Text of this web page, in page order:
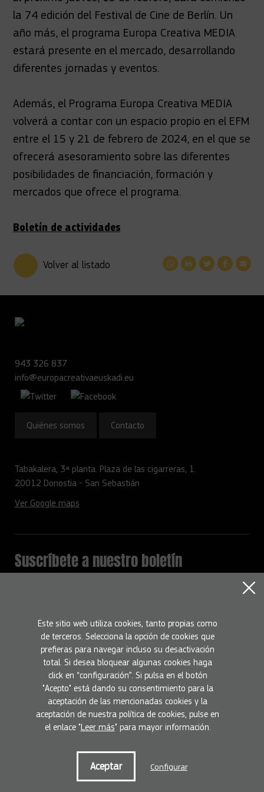
la 74 edición del Festival de Cine de Berlín. Un
año más, el programa Europa Creativa MEDIA
estará presente en el mercado, desarrollando
diferentes jornadas y eventos.
Además, el Programa Europa Creativa MEDIA
volverá a contar con un espacio propio en el EFM
entre el 15 y 21 de febrero de 2024, en el que se
ofrecerá asesoramiento sobre las diferentes
posibilidades de financiación, formación y
mercados que ofrece el programa.
Boletín de actividades
Volver al listado
943 326 837
info@europacreativaeuskadi.eu
Quiénes somos Contacto
Tabakalera, 3ª planta. Plaza de las cigarreras, 1.
20012 Donostia - San Sebastián
Ver Google maps
Suscríbete a nuestro boletín
Nombre
Email
He leído y acepto la Política de privacidad Suscríbete
Este sitio web utiliza cookies, tanto propias como
de terceros. Selecciona la opción de cookies que
prefieras para navegar incluso su desactivación
total. Si desea bloquear algunas cookies haga
click en “configuración”. Si pulsa en el botón
"Acepto" está dando su consentimiento para la
aceptación de las mencionadas cookies y la
aceptación de nuestra política de cookies, pulse en
el enlace "Leer más" para mayor información.
Aceptar Configurar